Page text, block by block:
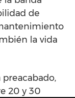
de
la vida
20 y 30